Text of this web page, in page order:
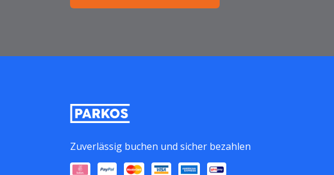
Zuverlässig buchen und sicher bezahlen